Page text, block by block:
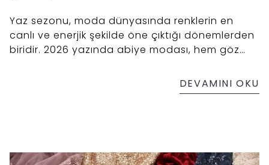
Yaz sezonu, moda dünyasında renklerin en
canlı ve enerjik şekilde öne çıktığı dönemlerden
biridir. 2026 yazında abiye modası, hem göz
DEVAMINI OKU